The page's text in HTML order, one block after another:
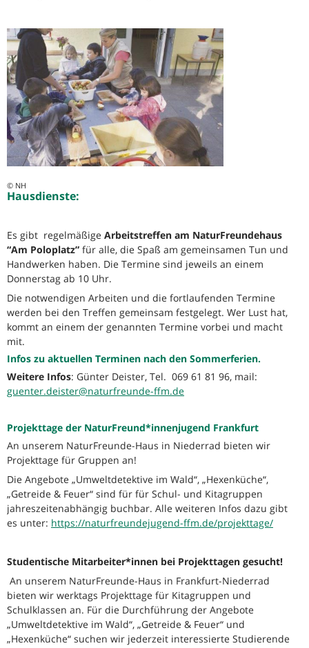
© NH
Hausdienste:
Es gibt regelmäßige Arbeitstreffen am NaturFreundehaus
“Am Poloplatz” für alle, die Spaß am gemeinsamen Tun und
Handwerken haben. Die Termine sind jeweils an einem
Donnerstag ab 10 Uhr.
Die notwendigen Arbeiten und die fortlaufenden Termine
werden bei den Treffen gemeinsam festgelegt. Wer Lust hat,
kommt an einem der genannten Termine vorbei und macht
mit.
Infos zu aktuellen Terminen nach den Sommerferien.
Weitere Infos: Günter Deister, Tel. 069 61 81 96, mail:
guenter.deister@naturfreunde-ffm.de
Projekttage der NaturFreund*innenjugend Frankfurt
An unserem NaturFreunde-Haus in Niederrad bieten wir
Projekttage für Gruppen an!
Die Angebote „Umweltdetektive im Wald“, „Hexenküche“,
„Getreide & Feuer“ sind für für Schul- und Kitagruppen
jahreszeitenabhängig buchbar. Alle weiteren Infos dazu gibt
es unter: https://naturfreundejugend-ffm.de/projekttage/
Studentische Mitarbeiter*innen bei Projekttagen gesucht!
An unserem NaturFreunde-Haus in Frankfurt-Niederrad
bieten wir werktags Projekttage für Kitagruppen und
Schulklassen an. Für die Durchführung der Angebote
„Umweltdetektive im Wald“, „Getreide & Feuer“ und
„Hexenküche“ suchen wir jederzeit interessierte Studierende